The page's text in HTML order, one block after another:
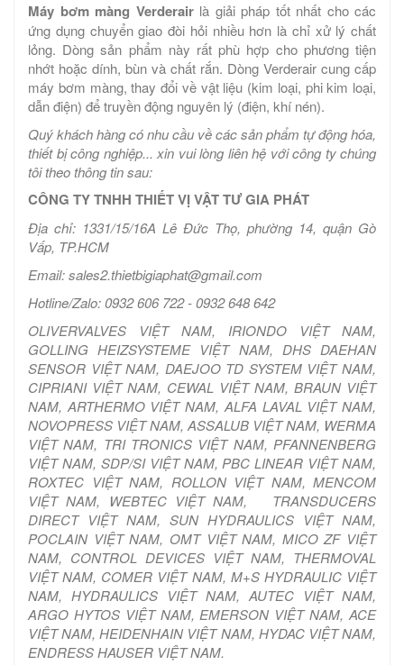
Máy bơm màng Verderairlà giải pháp tốt nhất cho các
ứng dụng chuyển giao đòi hỏi nhiều hơn là chỉ xử lý chất
lỏng. Dòng sản phẩm này rất phù hợp cho phương tiện
nhớt hoặc dính, bùn và chất rắn. Dòng Verderair cung cấp
máy bơm màng, thay đổi về vật liệu (kim loại, phi kim loại,
dẫn điện) để truyền động nguyên lý (điện, khí nén).
Quý khách hàng có nhu cầu về các sản phẩm tự động hóa,
thiết bị công nghiệp... xin vui lòng liên hệ với công ty chúng
tôi theo thông tin sau:
CÔNG TY TNHH THIẾT VỊ VẬT TƯ GIA PHÁT
Địa chỉ: 1331/15/16A Lê Đức Thọ, phường 14, quận Gò
Vấp, TP.HCM
Email: sales2.thietbigiaphat@gmail.com
Hotline/Zalo: 0932 606 722 - 0932 648 642
OLIVERVALVES VIỆT NAM, IRIONDO VIỆT NAM,
GOLLING HEIZSYSTEME VIỆT NAM, DHS DAEHAN
SENSOR VIỆT NAM, DAEJOO TD SYSTEM VIỆT NAM,
CIPRIANI VIỆT NAM, CEWAL VIỆT NAM, BRAUN VIỆT
NAM, ARTHERMO VIỆT NAM, ALFA LAVAL VIỆT NAM,
NOVOPRESS VIỆT NAM, ASSALUB VIỆT NAM, WERMA
VIỆT NAM, TRI TRONICS VIỆT NAM, PFANNENBERG
VIỆT NAM, SDP/SI VIỆT NAM, PBC LINEAR VIỆT NAM,
ROXTEC VIỆT NAM, ROLLON VIỆT NAM, MENCOM
VIỆT NAM, WEBTEC VIỆT NAM, TRANSDUCERS
DIRECT VIỆT NAM, SUN HYDRAULICS VIỆT NAM,
POCLAIN VIỆT NAM, OMT VIỆT NAM, MICO ZF VIỆT
NAM, CONTROL DEVICES VIỆT NAM, THERMOVAL
VIỆT NAM, COMER VIỆT NAM, M+S HYDRAULIC VIỆT
NAM, HYDRAULICS VIỆT NAM, AUTEC VIỆT NAM,
ARGO HYTOS VIỆT NAM, EMERSON VIỆT NAM, ACE
VIỆT NAM, HEIDENHAIN VIỆT NAM, HYDAC VIỆT NAM,
ENDRESS HAUSER VIỆT NAM.